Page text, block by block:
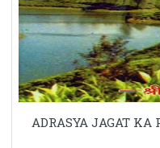
ADRASYA JAGAT KA